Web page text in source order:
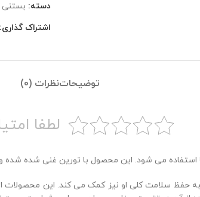
دسته: بستنی
اشتراک گذاری:
توضیحاتنظرات (0)
لطفا
استفاده می شود. این محصول با تورین غنی شده
به حفظ سلامت کلی او نیز کمک می کند. این محصولات